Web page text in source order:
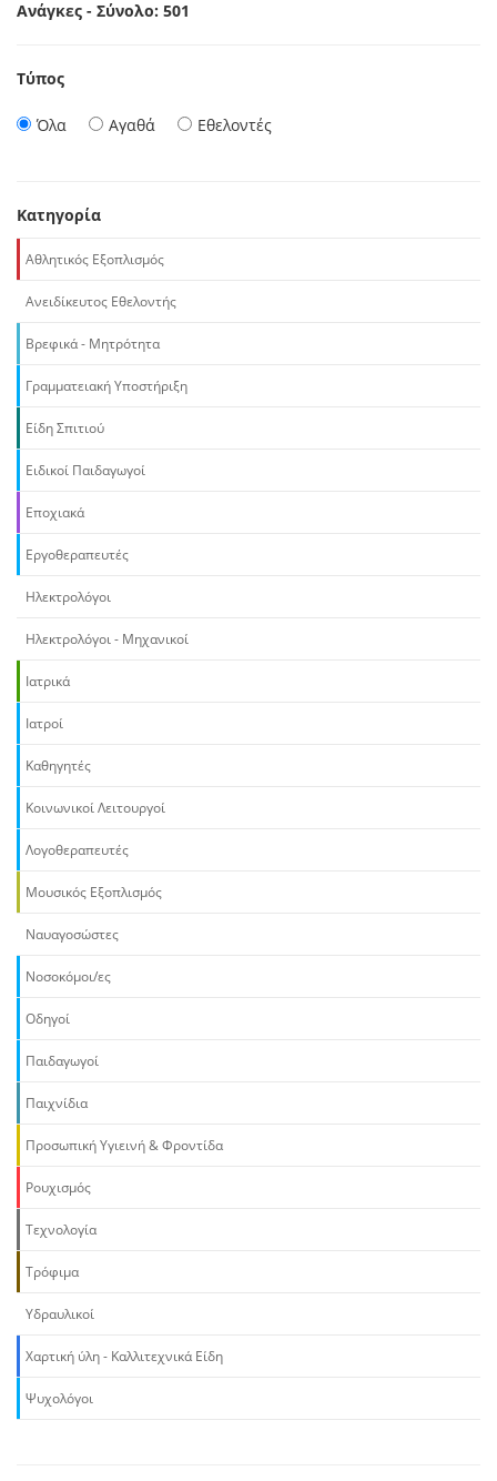
Ανάγκες - Σύνολο: 501
Τύπος
Όλα Αγαθά Εθελοντές
Κατηγορία
Αθλητικός Εξοπλισμός
Ανειδίκευτος Εθελοντής
Βρεφικά - Μητρότητα
Γραμματειακή Υποστήριξη
Είδη Σπιτιού
Ειδικοί Παιδαγωγοί
Εποχιακά
Εργοθεραπευτές
Ηλεκτρολόγοι
Ηλεκτρολόγοι - Μηχανικοί
Ιατρικά
Ιατροί
Καθηγητές
Κοινωνικοί Λειτουργοί
Λογοθεραπευτές
Μουσικός Εξοπλισμός
Ναυαγοσώστες
Νοσοκόμοι/ες
Οδηγοί
Παιδαγωγοί
Παιχνίδια
Προσωπική Υγιεινή & Φροντίδα
Ρουχισμός
Τεχνολογία
Τρόφιμα
Υδραυλικοί
Χαρτική ύλη - Καλλιτεχνικά Είδη
Ψυχολόγοι